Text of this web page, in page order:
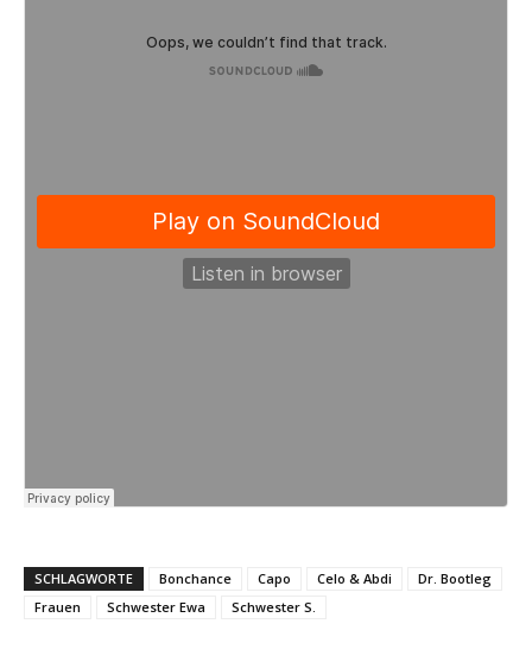
SCHLAGWORTE Bonchance Capo Celo & Abdi
Dr. Bootleg
Frauen
Schwester Ewa Schwester S.